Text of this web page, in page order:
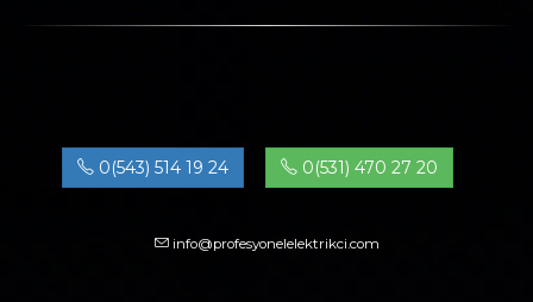
0(543) 514 19 24 0(531) 470 27 20
info@profesyonelelektrikci.com